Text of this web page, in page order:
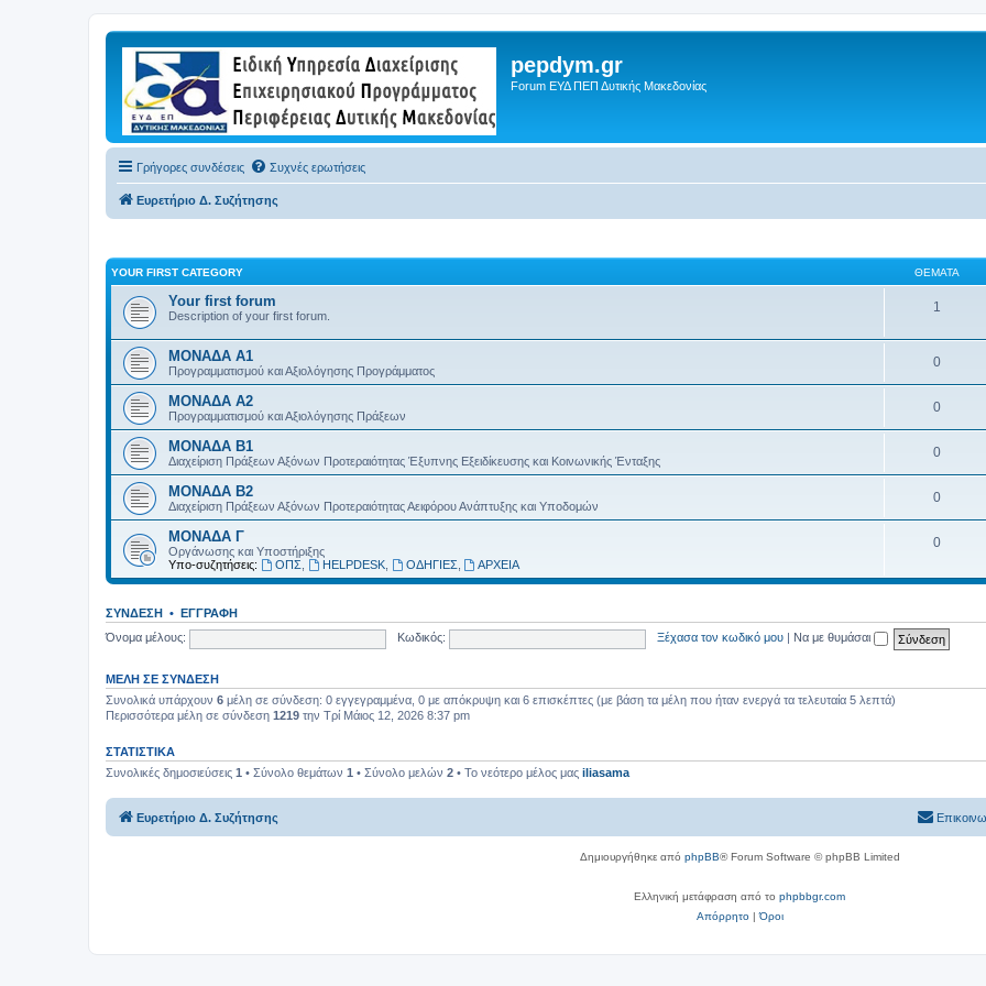
pepdym.gr
Forum ΕΥΔ ΠΕΠ Δυτικής Μακεδονίας
Γρήγορες συνδέσεις Συχνές ερωτήσεις
Ευρετήριο Δ. Συζήτησης
YOUR FIRST CATEGORY ΘΈΜΑΤΑ
Your first forum
Description of your first forum.
1
ΜΟΝΑΔΑ Α1
Προγραμματισμού και Αξιολόγησης Προγράμματος
0
ΜΟΝΑΔΑ Α2
Προγραμματισμού και Αξιολόγησης Πράξεων
0
ΜΟΝΑΔΑ Β1
Διαχείριση Πράξεων Αξόνων Προτεραιότητας Έξυπνης Εξειδίκευσης και Κοινωνικής Ένταξης
0
ΜΟΝΑΔΑ Β2
Διαχείριση Πράξεων Αξόνων Προτεραιότητας Αειφόρου Ανάπτυξης και Υποδομών
0
ΜΟΝΑΔΑ Γ
Οργάνωσης και Υποστήριξης
Υπο-συζητήσεις:
ΟΠΣ HELPDESK, ΟΔΗΓΙΕΣ ΑΡΧΕΙΑ
0
ΣΎΝΔΕΣΗ • ΕΓΓΡΑΦΉ
Όνομα μέλους:
Κωδικός: Ξέχασα τον κωδικό μου Να με θυμάσαι
ΜΈΛΗ ΣΕ ΣΎΝΔΕΣΗ
Συνολικά υπάρχουν 6 μέλη σε σύνδεση: 0 εγγεγραμμένα, 0 με απόκρυψη και 6 επισκέπτες (με βάση τα μέλη που ήταν ενεργά τα τελευταία 5 λεπτά)
Περισσότερα μέλη σε σύνδεση 1219 την Τρί Μάιος 12, 2026 8:37 pm
ΣΤΑΤΙΣΤΙΚΆ
Συνολικές δημοσιεύσεις 1 • Σύνολο θεμάτων 1 • Σύνολο μελών 2 • Το νεότερο μέλος μας iliasama
Ευρετήριο Δ. Συζήτησης
Δημιουργήθηκε από phpBB® Forum Software © phpBB Limited
Ελληνική μετάφραση από το phpbbgr.com
Απόρρητο|Όροι